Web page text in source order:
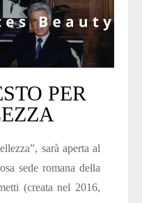
PER
sarà aperta al
sede romana della
(creata nel 2016,